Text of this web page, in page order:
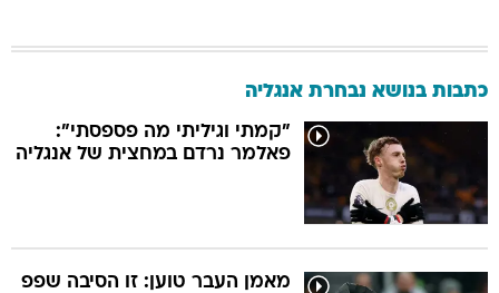
כתבות בנושא נבחרת אנגליה
"קמתי וגיליתי מה פספסתי":
פאלמר נרדם במחצית של אנגליה
מאמן העבר טוען: זו הסיבה שפפ